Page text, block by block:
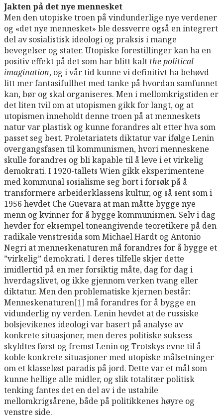
Jakten på det nye mennesket
Men den utopiske troen på vindunderlige nye verdener
og «det nye mennesket» ble dessverre også en integrert
del av sosialistisk ideologi og praksis i mange
bevegelser og stater. Utopiske forestillinger kan ha en
positiv effekt på det som har blitt kalt the political
imagination, og i vår tid kunne vi definitivt ha behøvd
litt mer fantasifullhet med tanke på hvordan samfunnet
kan, bør og skal organiseres. Men i mellomkrigstiden er
det liten tvil om at utopismen gikk for langt, og at
utopismen inneholdt denne troen på at menneskets
natur var plastisk og kunne forandres alt etter hva som
passet seg best. Proletariatets diktatur var ifølge Lenin
overgangsfasen til kommunismen, hvori menneskene
skulle forandres og bli kapable til å leve i et virkelig
demokrati. I 1920-tallets Wien gikk eksperimentene
med kommunal sosialisme seg bort i forsøk på å
transformere arbeiderklassens kultur, og så sent som i
1956 hevdet Che Guevara at man måtte bygge nye
menn og kvinner for å bygge kommunismen. Selv i dag
hevder for eksempel toneangivende teoretikere på den
radikale venstresida som Michael Hardt og Antonio
Negri at menneskenaturen må forandres for å bygge et
”virkelig” demokrati. I deres tilfelle skjer dette
imidlertid på en mer forsiktig måte, dag for dag i
hverdagslivet, og ikke gjennom verken tvang eller
diktatur. Men den problematiske kjernen består:
Menneskenaturen[1] må forandres for å bygge en
vidunderlig ny verden. Lenin hevdet at de russiske
bolsjevikenes ideologi var basert på analyse av
konkrete situasjoner, men deres politiske suksess
skyldtes først og fremst Lenin og Trotskys evne til å
koble konkrete situasjoner med utopiske målsetninger
om et klasseløst paradis på jord. Dette var et mål som
kunne hellige alle midler, og slik totalitær politisk
tenking fantes det en del av i de ustabile
mellomkrigsårene, både på politikkenes høyre og
venstre side.